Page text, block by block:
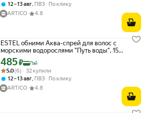
12 – 13 авг, ПВЗ
По клику
ARTICO
4.8
ESTEL обними Аква-спрей для волос с
морскими водорослями "Путь воды", 150
мл
Цена с картой Яндекс Пэй 485 ₽ вместо
485₽ Пэй
Рейтинг товара: 5.0 из 5
Оценок: (6) · 32 купили
5.0(6) · 32 купили
12 – 13 авг ПВЗ
По клику
ARTICO
4.8